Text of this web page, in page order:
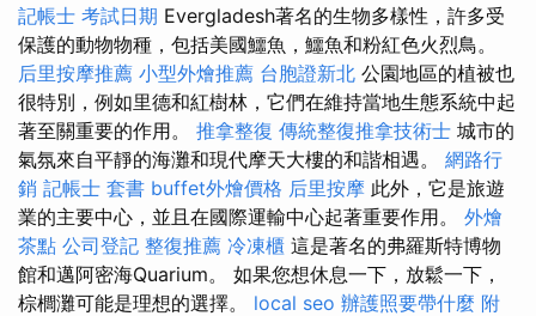
記帳士 考試日期 Evergladesh著名的生物多樣性，許多受
保護的動物物種，包括美國鱷魚，鱷魚和粉紅色火烈鳥。
后里按摩推薦 小型外燴推薦 台胞證新北 公園地區的植被也
很特別，例如里德和紅樹林，它們在維持當地生態系統中起
著至關重要的作用。 推拿整復 傳統整復推拿技術士 城市的
氣氛來自平靜的海灘和現代摩天大樓的和諧相遇。 網路行
銷 記帳士 套書 buffet外燴價格 后里按摩 此外，它是旅遊
業的主要中心，並且在國際運輸中心起著重要作用。 外燴
茶點 公司登記 整復推薦 冷凍櫃 這是著名的弗羅斯特博物
館和邁阿密海Quarium。 如果您想休息一下，放鬆一下，
棕櫚灘可能是理想的選擇。 local seo 辦護照要帶什麼 附